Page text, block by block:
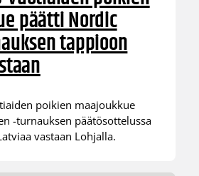
päätti Nordic
tappioon
poikien maajoukkue
-turnauksen päätösottelussa
vastaan Lohjalla.